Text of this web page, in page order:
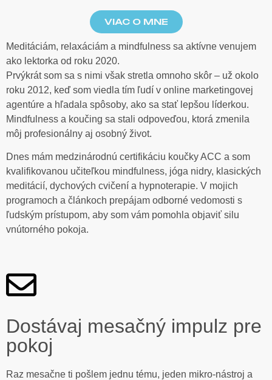
VIAC O MNE
Meditáciám, relaxáciám a mindfulness sa aktívne venujem
ako lektorka od roku 2020.
Prvýkrát som sa s nimi však stretla omnoho skôr – už okolo
roku 2012, keď som viedla tím ľudí v online marketingovej
agentúre a hľadala spôsoby, ako sa stať lepšou líderkou.
Mindfulness a koučing sa stali odpoveďou, ktorá zmenila
môj profesionálny aj osobný život.
Dnes mám medzinárodnú certifikáciu koučky ACC a som
kvalifikovanou učiteľkou mindfulness, jóga nidry, klasických
meditácií, dychových cvičení a hypnoterapie. V mojich
programoch a článkoch prepájam odborné vedomosti s
ľudským prístupom, aby som vám pomohla objaviť silu
vnútorného pokoja.
Dostávaj mesačný impulz pre
pokoj
Raz mesačne ti pošlem jednu tému, jeden mikro-nástroj a